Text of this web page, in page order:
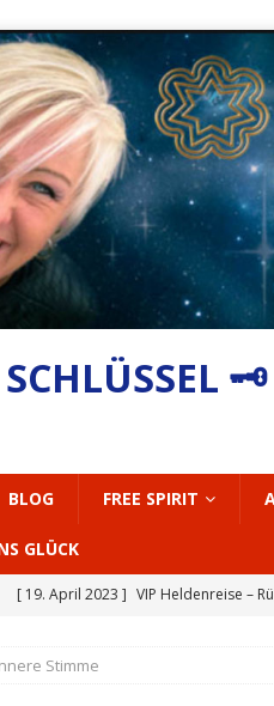
BLOG FREE SPIRIT
GLÜCK
[ 19. April 2023 ] VIP Heldenreise –
[ 20. Dezember 2022 ]
Stimme